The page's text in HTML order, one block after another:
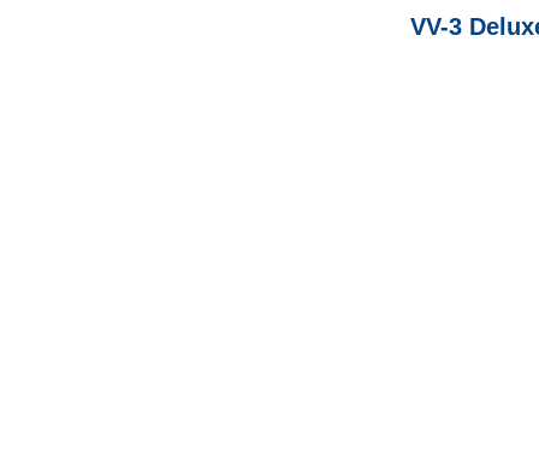
VV-3